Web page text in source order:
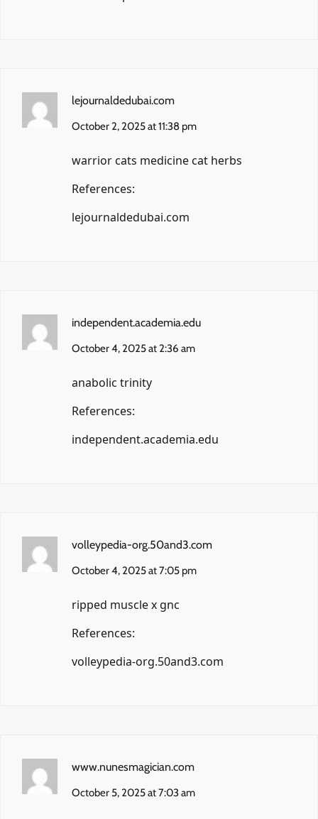
lejournaldedubai.com
October 2, 2025 at 11:38 pm
warrior cats medicine cat herbs
References:
lejournaldedubai.com
independent.academia.edu
October 4, 2025 at 2:36 am
anabolic trinity
References:
independent.academia.edu
volleypedia-org.50and3.com
October 4, 2025 at 7:05 pm
ripped muscle x gnc
References:
volleypedia-org.50and3.com
www.nunesmagician.com
October 5, 2025 at 7:03 am